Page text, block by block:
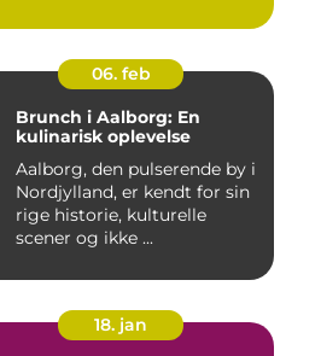
06. feb
Brunch i Aalborg: En
kulinarisk oplevelse
Aalborg, den pulserende by i
Nordjylland, er kendt for sin
rige historie, kulturelle
scener og ikke ...
18. jan